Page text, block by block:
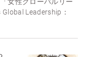
Leadership：